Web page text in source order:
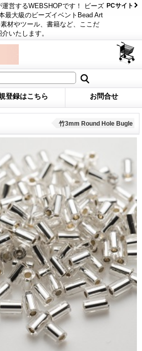
営するWEBSHOPです！ ビーズ
最大級のビーズイベントBead Art
材やツール、書籍など、ここだ
いたします。
PCサイト
登録はこちら お問合せ
竹3mm Round Hole Bugle